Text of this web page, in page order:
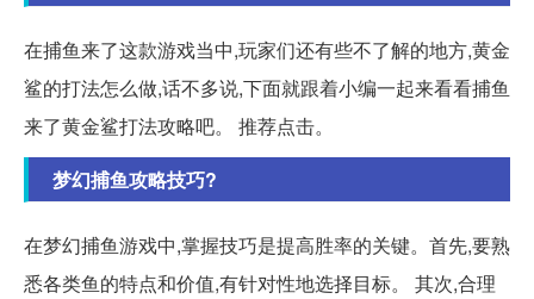
在捕鱼来了这款游戏当中,玩家们还有些不了解的地方,黄金
鲨的打法怎么做,话不多说,下面就跟着小编一起来看看捕鱼
来了黄金鲨打法攻略吧。 推荐点击。
梦幻捕鱼攻略技巧?
在梦幻捕鱼游戏中,掌握技巧是提高胜率的关键。首先,要熟
悉各类鱼的特点和价值,有针对性地选择目标。 其次,合理